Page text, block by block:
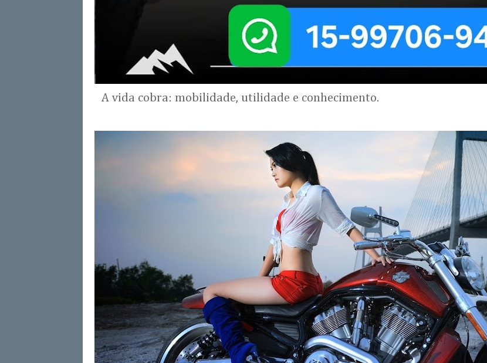
A vida cobra: mobilidade, utilidade e conhecimento.